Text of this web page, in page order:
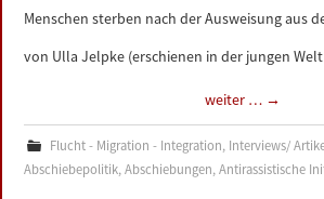
Menschen sterben nach der Ausweisung aus
von Ulla Jelpke (erschienen in der jungen Welt
weiter … →
Flucht - Migration - Integration, Interviews/
Abschiebepolitik,Abschiebungen,Antirassistische